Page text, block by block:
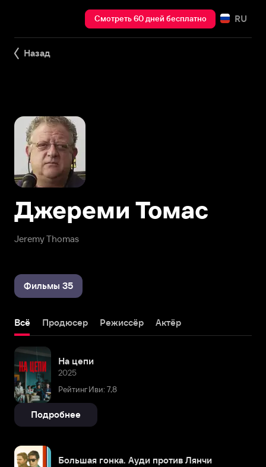
Смотреть 60 дней бесплатно RU
Назад
Jeremy Thomas
Джереми Томас
Фильмы 35
Всё Продюсер Режиссёр Актёр
На цепи
2025
Рейтинг Иви: 7,8
Подробнее
Большая гонка. Ауди против Лянчи